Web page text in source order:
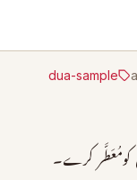
dua-sample
کومُعَطَّر کرے۔